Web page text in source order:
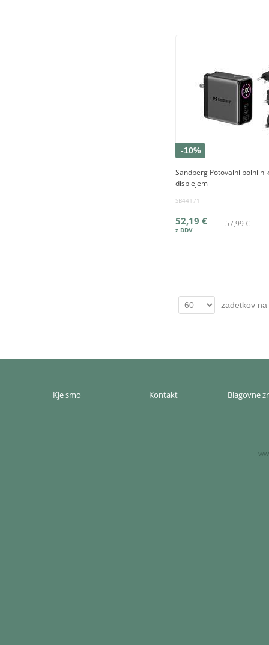
-10%
Sandberg Potovalni
displejem
SB44171
57,99 €
52,19 €
zadetkov
Kje smo Kontakt Blagovne